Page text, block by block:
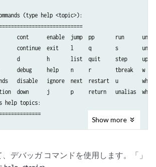
(type help <topic>):
cont      enable  jump  pp       run
continue  exit    l     q        s
d         h       list  quit     step
debug     help    n     r        tbreak
disable   ignore  next  restart  u
down      j       p     return   unalias
help topics:
Show more
デバッガ コマンドを使用します。「」